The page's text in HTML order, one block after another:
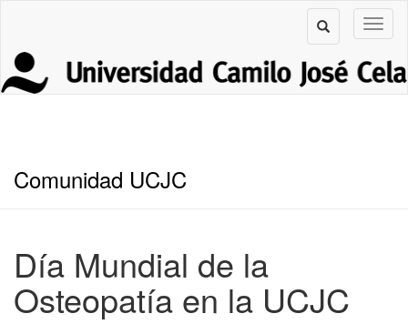
Comunidad UCJC
Día Mundial de la
Osteopatía en la UCJC